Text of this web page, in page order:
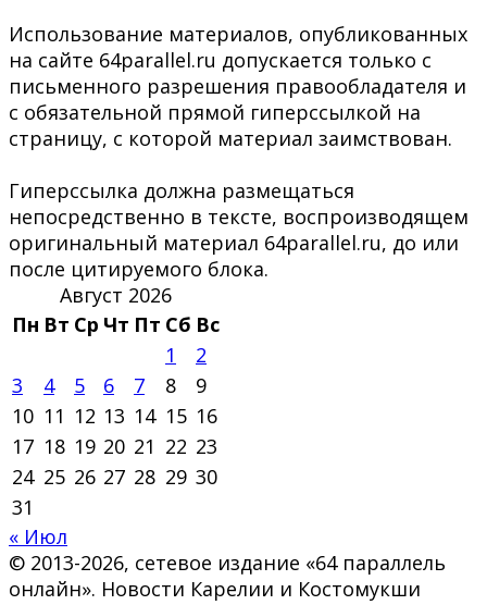
Использование материалов, опубликованных
на сайте 64parallel.ru допускается только с
письменного разрешения правообладателя и
с обязательной прямой гиперссылкой на
страницу, с которой материал заимствован.
Гиперссылка должна размещаться
непосредственно в тексте, воспроизводящем
оригинальный материал 64parallel.ru, до или
после цитируемого блока.
Август 2026
Пн Вт Ср Чт Пт Сб Вс
1
2
3
4 5 6 7 8
9
10 11 12 13 14 15 16
17 18 19 20 21 22 23
24 25 26 27 28 29 30
31
« Июл
© 2013-2026, сетевое издание «64 параллель
онлайн». Новости Карелии и Костомукши